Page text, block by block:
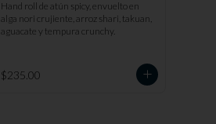
Hand roll de atún spicy, envuelto en
alga nori crujiente, arroz shari, takuan,
aguacate y tempura crunchy.
$235.00